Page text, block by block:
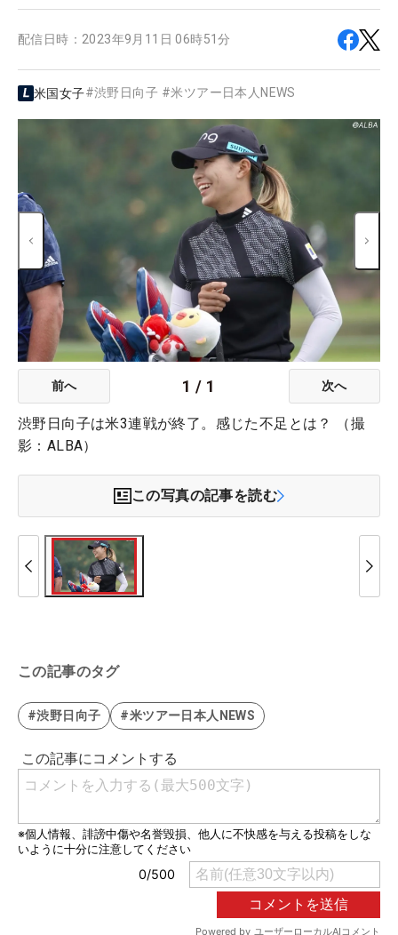
配信日時： 2023年9月11日 06時51分
米国女子#渋野日向子 #米ツアー日本人NEWS
前へ 1 / 1 次へ
渋野日向子は米3連戦が終了。感じた不足とは？ （撮
影：ALBA）
この写真の記事を読む
この記事のタグ
#渋野日向子 #米ツアー日本人NEWS